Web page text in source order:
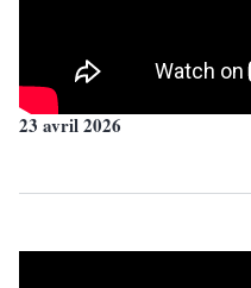
23 avril 2026